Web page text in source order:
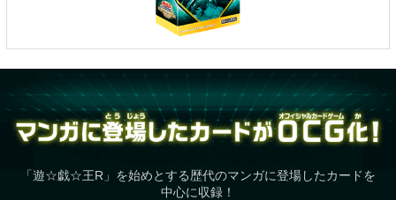
「遊☆戯☆王R」を始めとする歴代のマンガに登場したカードを
中心に収録！